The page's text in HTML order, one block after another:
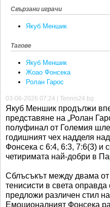
Свързани играчи
Якуб Меншик
Тагове
Якуб Меншик
Жоао Фонсека
Ролан Гарос
03-06-2026 07:24 | Tennis24.bg
Якуб Меншик продължи
представяне на „Ролан
полуфинал от Големия
годишният чех надделя
Фонсека с 6:4, 6:3, 7:6(3) и
четиримата най-добри в
Сблъсъкът между двама
тенисисти в света
предложи различен стил
Емоционалният Фонсека